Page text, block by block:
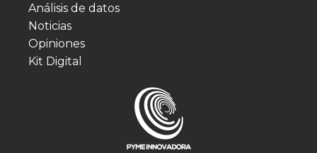
Análisis de datos
Noticias
Opiniones
Kit Digital